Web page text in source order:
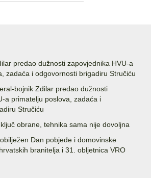
predao dužnosti zapovjednika HVU-a
zadaća i odgovornosti brigadiru Stručiću
bojnik Zdilar predao dužnosti
a primatelju poslova, zadaća i
Stručiću
obrane, tehnika sama nije dovoljna
Dan pobjede i domovinske
branitelja i 31. obljetnica VRO